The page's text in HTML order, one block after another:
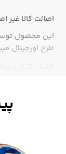
اصالت کالا غیر
این محصول
طرح اورجینال
کفش کتانی